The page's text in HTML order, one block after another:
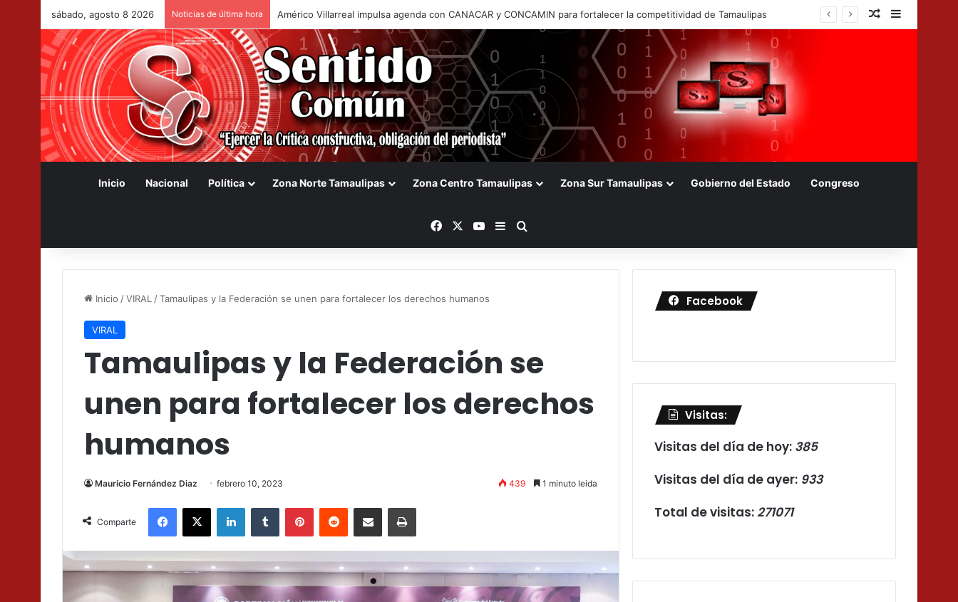
sábado, agosto 8 2026 Noticias de última hora Congreso de Tamaulipas frena iniciativa de Gerardo Peña para cobrar a vehículos foráneos Nota aleatoria
Barra
Inicio Nacional Política Zona Norte Tamaulipas Zona Centro Tamaulipas Zona Sur Tamaulipas Gobierno del Estado Congreso
FacebookYouTubeBarra lateral
Inicio /VIRAL /Tamaulipas y la Federación se unen para fortalecer los derechos humanos
VIRAL
Tamaulipas y la Federación se
unen para fortalecer los derechos
humanos
Mauricio Fernández Diaz febrero 10, 2023 439 1 minuto leida
Comparte
Facebook
X LinkedInTumblr PinterestReddit Compartir vía email Imprimir
Facebook
Visitas:
Visitas del día de hoy: 385
Visitas del día de ayer: 933
Total de visitas: 271071